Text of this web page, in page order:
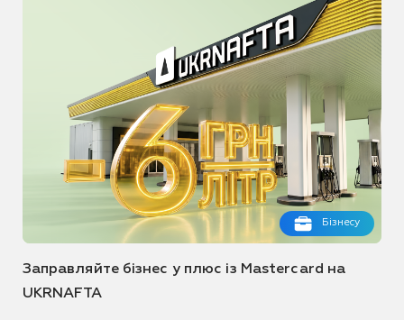
Бізнесу
Заправляйте бізнес у плюс із Mastercard на
UKRNAFTA